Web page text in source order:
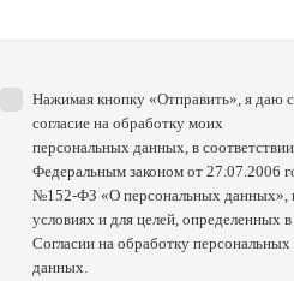
Нажимая кнопку «Отправить», я даю
согласие на обработку моих
персональных данных, в
Федеральным законом от 27.07.2006
№152-ФЗ «О персональных данных»,
условиях и для целей, определенных в
Согласии на обработку персональных
данных.